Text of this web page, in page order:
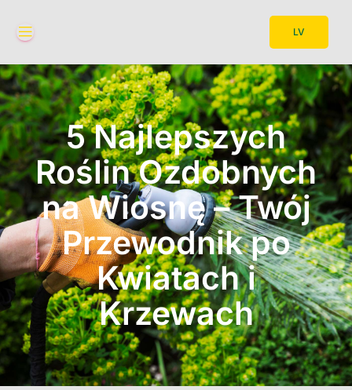
LV
5 Najlepszych
Roślin Ozdobnych
na Wiosnę – Twój
Przewodnik po
Kwiatach i
Krzewach